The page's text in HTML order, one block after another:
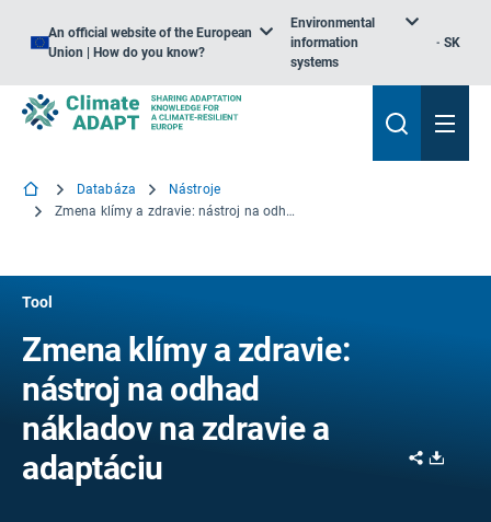
An official website of the European
Union | How do you know?
Environmental
information
systems
SK
Databáza
Nástroje
Zmena klímy a zdravie: nástroj na odhad nákladov na zdravie a adaptáciu
Tool
Zmena klímy a zdravie:
nástroj na odhad
nákladov na zdravie a
adaptáciu
Share